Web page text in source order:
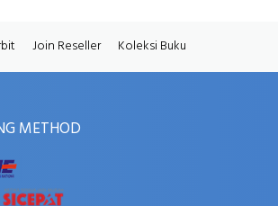
Join Reseller Koleksi Buku
METHOD